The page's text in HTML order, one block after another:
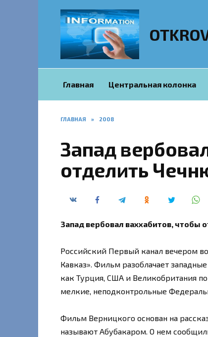
Главная Центральная колонка
ГЛАВНАЯ » 2008
Запад
отделить
Запад вербовал ваххабитов, чтобы
Российский Первый канал вечером
Кавказ». Фильм разоблачает
как Турция, США и Великобритания
мелкие, неподконтрольные
Фильм Верницкого основан на
называют Абубакаром. О нем